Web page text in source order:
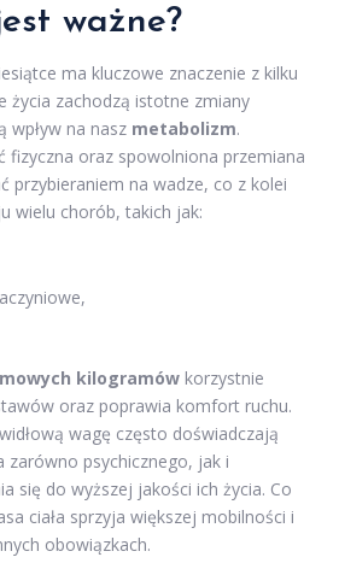
ważne?
ma kluczowe znaczenie z kilku
życia zachodzą istotne zmiany
wpływ na nasz metabolizm.
fizyczna oraz spowolniona przemiana
przybieraniem na wadze, co z kolei
wielu chorób, takich jak:
kilogramów korzystnie
oraz poprawia komfort ruchu.
wagę często doświadczają
zarówno psychicznego, jak i
się do wyższej jakości ich życia. Co
ciała sprzyja większej mobilności i
obowiązkach.